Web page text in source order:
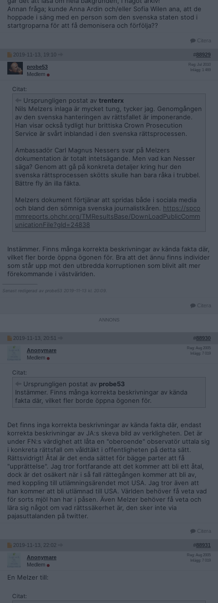
Annan fråga; kunde Anna Ardin och/eller Sofia Wilen ana, att de
hoppade i säng med en person som den svenska staten stod i
startgroparna för att få demonisera och förfölja??
Citera
2019-11-13, 19:10 #88929
probe53
Medlem
Reg: Jul 2010
Inlägg: 1 469
Citat:
Ursprungligen postat av trenterx
Nils Melzers inlaga är mycket tung, tycker jag. Genomgången
av den svenska hanteringen av rättsfallet är imponerande.
Han visar också tydligt hur brittiska Crown Prosecution
Service är svårt inblandad i den svenska rättsprocessen.
Ambassadör Carl Magnus Nessers svar på Melzers
dokumentation är totalt intetsägande. Men vad kan Nesser
säga? Genom att gå på konkreta detaljer kring hur den
svenska rättsprocessen skötts skulle han bara råka i trubbel.
Bättre fly än illa fäkta.
Melzers dokument förtjänar att spridas både i sociala media
och bland den sömniga svenska journalistkåren. https://spco
mmreports.ohchr.org/TMResultsBase/DownLoadPublicComm
unicationFile?gId=24838
Instämmer. Finns många korrekta beskrivningar av kända fakta där,
vilket fler borde öppna ögonen för. Bra att det ännu finns individer
som står upp mot den utbredda korruptionen som blivit allt mer
förekommande i västvärlden.
Senast redigerad av probe53 2019-11-13 kl. 20:09.
Citera
2019-11-13, 20:51 #88930
Anonymare
Medlem
Reg: Aug 2005
Inlägg: 7 019
Citat:
Ursprungligen postat av probe53
Instämmer. Finns många korrekta beskrivningar av kända
fakta där, vilket fler borde öppna ögonen för.
Det finns inga korrekta beskrivningar av kända fakta där, endast
korrekta beskrivningar av JA:s skeva bild av verkligheten. Det är
under FN:s värdighet att låta en "oberoende" observatör uttala sig
i konkreta rättsfall om våldtäkt i offentligheten på detta sätt.
Rättsvidrigt! Åtal är det enda sättet för bägge parter att få
"upprättelse". Jag tror fortfarande att det kommer att bli ett åtal,
dock är det osäkert när i så fall rättegången kommer att bli av,
med koppling till utlämningsärendet mot USA. Jag tror även att
han kommer att bli utlämnad till USA. Världen behöver få veta vad
för sorts mjöl han har i påsen. Även Melzer behöver få veta och
lära sig något om vad rättssäkerhet är, den sker inte via
pajasuttalanden på twitter.
Citera
2019-11-13, 22:02 #88931
Anonymare
Medlem
Reg: Aug 2005
Inlägg: 7 019
En Melzer till:
Citat: